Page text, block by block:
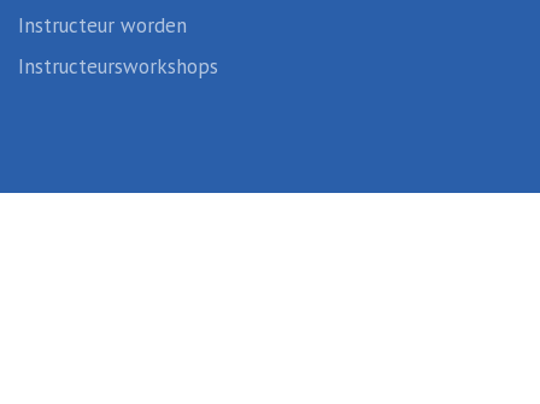
Instructeur worden
Instructeursworkshops